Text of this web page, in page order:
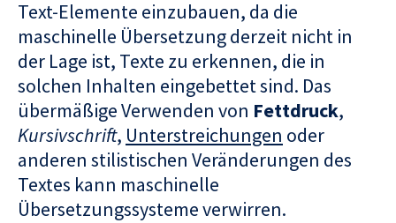
Text-Elemente einzubauen, da die
maschinelle Übersetzung derzeit nicht in
der Lage ist, Texte zu erkennen, die in
solchen Inhalten eingebettet sind. Das
übermäßige Verwenden von Fettdruck,
Kursivschrift, Unterstreichungen oder
anderen stilistischen Veränderungen des
Textes kann maschinelle
Übersetzungssysteme verwirren.